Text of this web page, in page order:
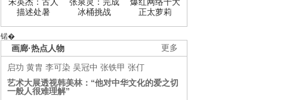
描述处暑
冰桶挑战
正太萝莉
锘�
更多
画廊·热点人物
启功 黄胄 李可染 吴冠中 张铁甲 张仃
艺术大展透视韩美林：“他对中华文化的爱之切
一般人很难理解”